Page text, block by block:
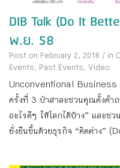
DIB Talk (Do It
พ.ย. 58
Post on February 2, 2016 / in
Events, Past Events, Video
Unconventional Business
ครั้งที่ 3 ป่าสาละชวนคุณตั้งคำถ
อะไรดีๆ ให้โลกได้บ้าง” และช
ยั่งยืนขึ้นด้วยธุรกิจ “คิดต่าง”